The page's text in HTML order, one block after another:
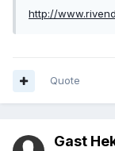
http://
Quote
Gast